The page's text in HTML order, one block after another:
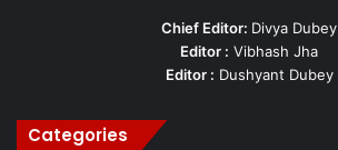
Chief Editor: Divya Dubey
Editor : Vibhash Jha
Editor : Dushyant Dubey
Categories